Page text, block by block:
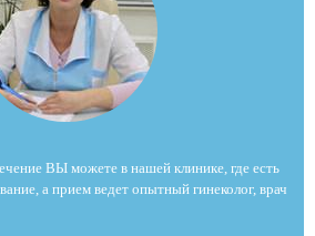
ВЫ можете в нашей клинике, где есть
а прием ведет опытный гинеколог, врач